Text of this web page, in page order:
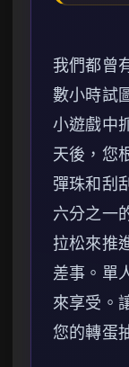
我們都曾
數小時試
小遊戲中
天後，您
彈珠和刮
六分之一
拉松來推
差事。單
來享受。
您的轉蛋